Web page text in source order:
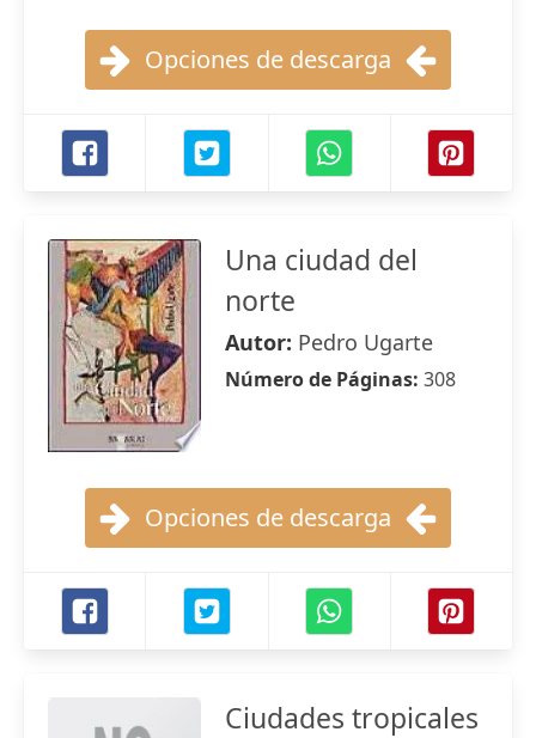
Opciones de descarga
Una ciudad del
norte
Autor: Pedro Ugarte
Número de Páginas: 308
Opciones de descarga
Ciudades tropicales